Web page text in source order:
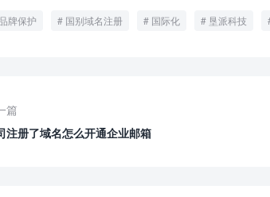
牌保护 国别域名注册 国际化 垦派科技
篇
注册了域名怎么开通企业邮箱